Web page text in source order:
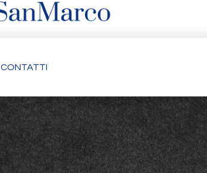
CONTATTI